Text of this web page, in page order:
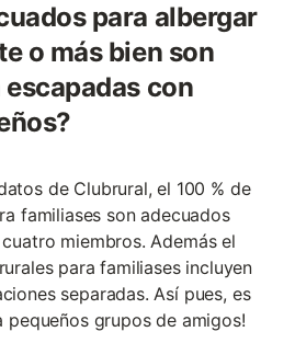
para albergar
o más bien son
con
de Clubrural, el 100 % de
familiases son adecuados
miembros. Además el
para familiases incluyen
separadas. Así pues, es
pequeños grupos de amigos!